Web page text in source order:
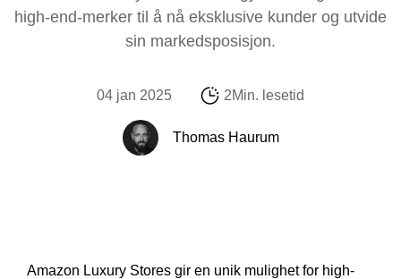
high-end-merker til å nå eksklusive kunder og utvide
sin markedsposisjon.
04 jan 2025 2Min. lesetid
Thomas Haurum
Amazon Luxury Stores gir en unik mulighet for high-